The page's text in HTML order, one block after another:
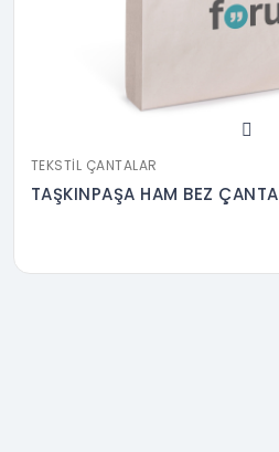
TEKSTIL ÇANTALAR
TAŞKINPAŞA HAM BEZ ÇANTA